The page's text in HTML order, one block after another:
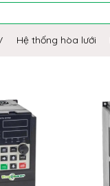
Hệ thống hòa lưới